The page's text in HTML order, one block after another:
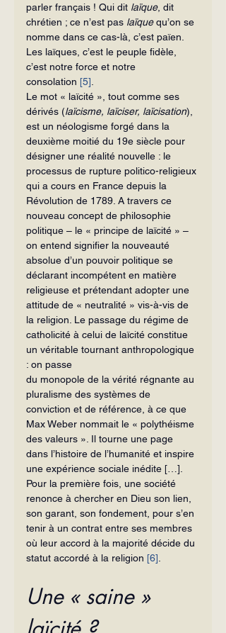
parler français ! Qui dit laïque, dit
chrétien ; ce n’est pas laïque qu’on se
nomme dans ce cas-là, c’est païen.
Les laïques, c’est le peuple fidèle,
c’est notre force et notre
consolation [5]
Le mot « laïcité », tout comme ses
dérivés (laïcisme, laïciser, laïcisation),
est un néologisme forgé dans la
deuxième moitié du 19e siècle pour
désigner une réalité nouvelle : le
processus de rupture politico-religieux
qui a cours en France depuis la
Révolution de 1789. A travers ce
nouveau concept de philosophie
politique – le « principe de laïcité » –
on entend signifier la nouveauté
absolue d’un pouvoir politique se
déclarant incompétent en matière
religieuse et prétendant adopter une
attitude de « neutralité » vis-à-vis de
la religion. Le passage du régime de
catholicité à celui de laïcité constitue
un véritable tournant anthropologique
: on passe
du monopole de la vérité régnante au
pluralisme des systèmes de
conviction et de référence, à ce que
Max Weber nommait le « polythéisme
des valeurs ». Il tourne une page
dans l’histoire de l’humanité et inspire
une expérience sociale inédite […].
Pour la première fois, une société
renonce à chercher en Dieu son lien,
son garant, son fondement, pour s’en
tenir à un contrat entre ses membres
où leur accord à la majorité décide du
statut accordé à la religion [6]
Une « saine »